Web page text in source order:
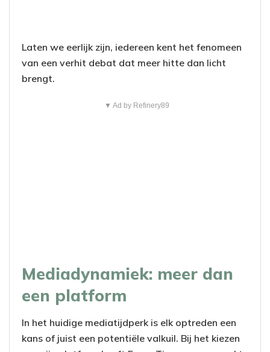
Laten we eerlijk zijn, iedereen kent het fenomeen
van een verhit debat dat meer hitte dan licht
brengt.
▼ Ad by Refinery89
Mediadynamiek: meer dan
een platform
In het huidige mediatijdperk is elk optreden een
kans of juist een potentiële valkuil. Bij het kiezen